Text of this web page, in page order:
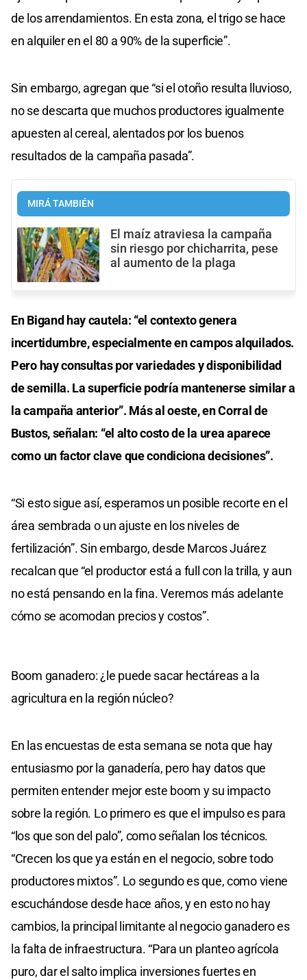
de los arrendamientos. En esta zona, el trigo se hace
en alquiler en el 80 a 90% de la superficie”.
Sin embargo, agregan que “si el otoño resulta lluvioso,
no se descarta que muchos productores igualmente
apuesten al cereal, alentados por los buenos
resultados de la campaña pasada”.
MIRÁ TAMBIÉN
El maíz atraviesa la campaña
sin riesgo por chicharrita, pese
al aumento de la plaga
En Bigand hay cautela: “el contexto genera
incertidumbre, especialmente en campos alquilados.
Pero hay consultas por variedades y disponibilidad
de semilla. La superficie podría mantenerse similar a
la campaña anterior”. Más al oeste, en Corral de
Bustos, señalan: “el alto costo de la urea aparece
como un factor clave que condiciona decisiones”.
“Si esto sigue así, esperamos un posible recorte en el
área sembrada o un ajuste en los niveles de
fertilización”. Sin embargo, desde Marcos Juárez
recalcan que “el productor está a full con la trilla, y aun
no está pensando en la fina. Veremos más adelante
cómo se acomodan precios y costos”.
Boom ganadero: ¿le puede sacar hectáreas a la
agricultura en la región núcleo?
En las encuestas de esta semana se nota que hay
entusiasmo por la ganadería, pero hay datos que
permiten entender mejor este boom y su impacto
sobre la región. Lo primero es que el impulso es para
“los que son del palo”, como señalan los técnicos.
“Crecen los que ya están en el negocio, sobre todo
productores mixtos”. Lo segundo es que, como viene
escuchándose desde hace años, y en esto no hay
cambios, la principal limitante al negocio ganadero es
la falta de infraestructura. “Para un planteo agrícola
puro, dar el salto implica inversiones fuertes en